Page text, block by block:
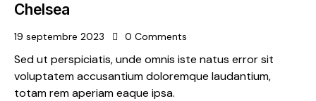
Chelsea
19 septembre 2023 0 Comments
Sed ut perspiciatis, unde omnis iste natus error sit
voluptatem accusantium doloremque laudantium,
totam rem aperiam eaque ipsa.